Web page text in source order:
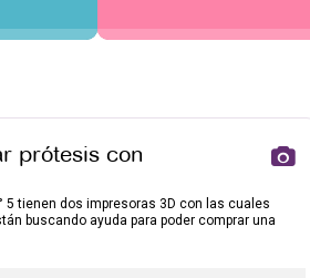
prótesis con
5 tienen dos impresoras 3D con las cuales
buscando ayuda para poder comprar una